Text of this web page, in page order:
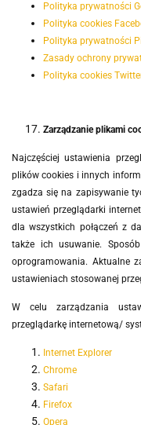
Polityka prywatności
Polityka cookies
Polityka prywatności
Zasady ochrony
Polityka cookies
Zarządzanie plikami
Najczęściej ustawienia
plików cookies i innych
zgadza się na zapisywanie
ustawień przeglądarki
dla wszystkich połączeń z
także ich usuwanie.
oprogramowania. Aktualne
ustawieniach stosowanej
W celu zarządzania
przeglądarkę internetową/
Internet Explorer
Chrome
Safari
Firefox
Opera